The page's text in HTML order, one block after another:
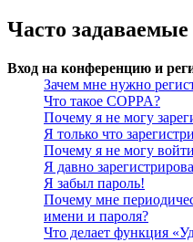
Часто
Вход на конференцию и
Зачем мне нужно
Что такое COPPA?
Почему я не могу
Я только что
Почему я не могу
Я давно
Я забыл пароль!
Почему мне
имени и пароля?
Что делает функция